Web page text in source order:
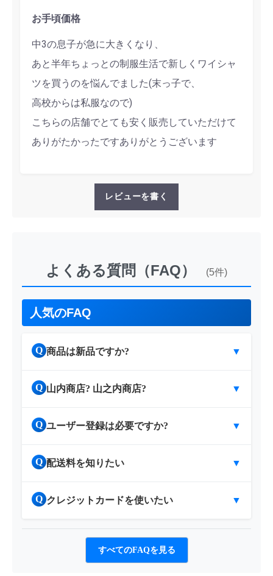
お手頃価格
中3の息子が急に大きくなり、
あと半年ちょっとの制服生活で新しくワイシャ
ツを買うのを悩んでました(末っ子で、
高校からは私服なので)
こちらの店舗でとても安く販売していただけて
ありがたかったですありがとうございます
レビューを書く
よくある質問（FAQ） (5件)
人気のFAQ
Q 商品は新品ですか? ▼
Q 山内商店? 山之内商店? ▼
Q ユーザー登録は必要ですか? ▼
Q 配送料を知りたい ▼
Q クレジットカードを使いたい ▼
すべてのFAQを見る